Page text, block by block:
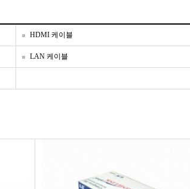
HDMI 케이블
LAN 케이블